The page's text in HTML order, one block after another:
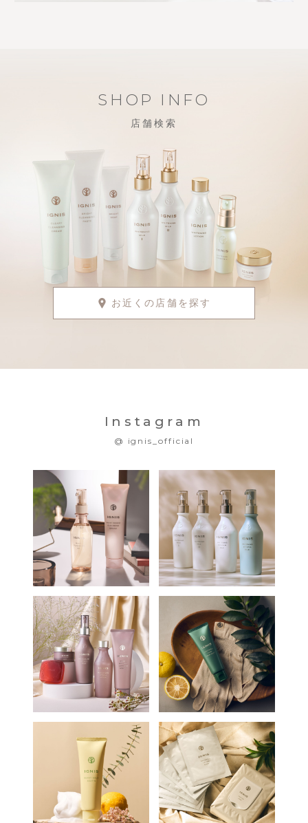
SHOP INFO
店舗検索
お近くの店舗を探す
Instagram
@ ignis_official